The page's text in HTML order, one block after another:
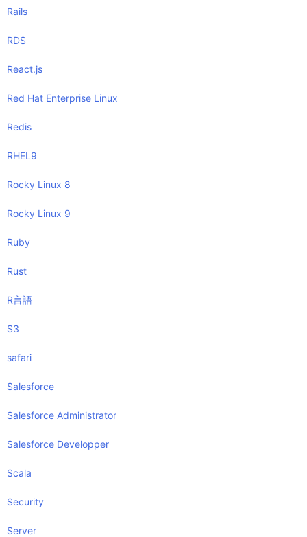
Rails
RDS
React.js
Red Hat Enterprise Linux
Redis
RHEL9
Rocky Linux 8
Rocky Linux 9
Ruby
Rust
R言語
S3
safari
Salesforce
Salesforce Administrator
Salesforce Developper
Scala
Security
Server